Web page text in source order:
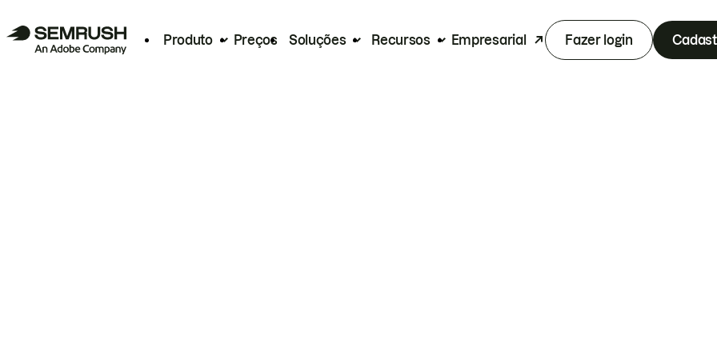
Produto Preços Soluções Recursos Empresarial Fazer login